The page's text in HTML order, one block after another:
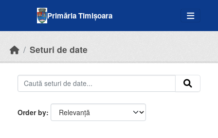
Primăria Timișoara
Seturi de date
Order by